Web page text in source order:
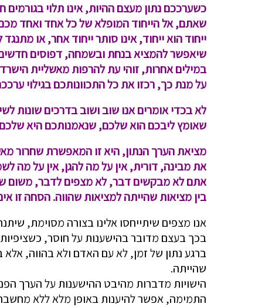
כשערככם נתון מעצם ההיות, אינו תלוי
שאתם, אל הייחוד המופלא של כל אחד ואחד
ייחוד הוא ייחוד, אינו סותר ייחוד אחר, או
שיאפשר להמציא בנחת ובשמחה, דפוסים חדשים
במילים אחרות, זוהי עת להרפות מאשליית
על מנת כך, רכזו את כל התכוונותכם בגילוי
לא בכדי אומרים אנו שוב ושוב בדרכים שונות
שאומץ ליבכם הוא שלכם, שנאמנותכם היא
מציאת הערך הנתון, היא זו המאפשרת שחרור
את מבינה, דורית, אין על מה להגן, אין על מה
אתם לא מבקשים דבר, לא מצפים לדבר, משום
בין מציאות שהייתה למציאות שהווה. הסחה זו
אנו מצפים שיתייחסו אלינו בצורה מסוימת,
בכך בעצם מדובר בהישענות על חוסר, כ
ברגע נתון של זמן, לא עם האדם ולא בהווה, אלא
שהייתה.
הישויות מדברות מהיבט ההישענות על הערך
התמימה, אפשר להיענות באופן מלא ללא